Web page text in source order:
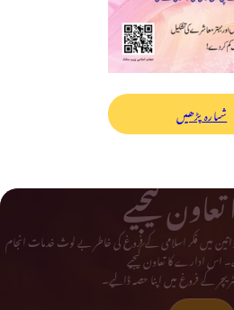
شمارہ پڑھیں
کیجیے
میں فکر اسلامی کے فروغ کی خاطر بے لوث خدمات انجام
ادارے کا تعاون کیجیے
کے فروغ میں اپنا حصہ ڈالیے۔